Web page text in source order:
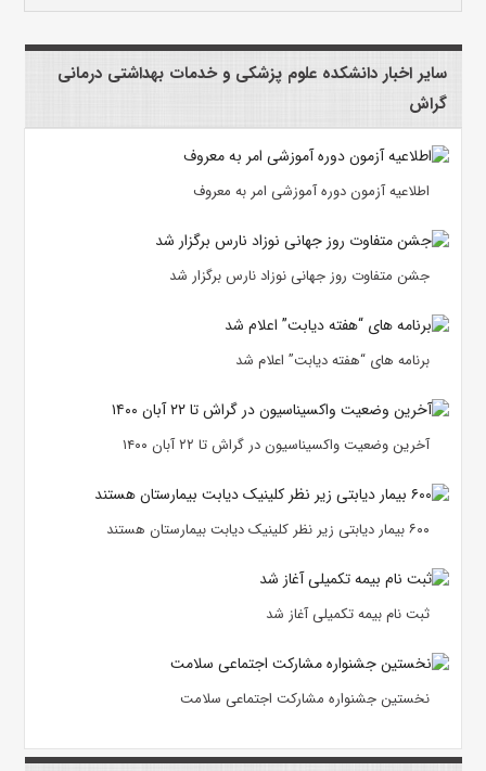
سایر اخبار دانشکده علوم پزشکی و خدمات بهداشتی درمانی
گراش
اطلاعیه آزمون دوره آموزشی امر به معروف
جشن متفاوت روز جهانی نوزاد نارس برگزار شد
برنامه های “هفته دیابت” اعلام شد
آخرین وضعیت واکسیناسیون در گراش تا ۲۲ آبان ۱۴۰۰
۶۰۰ بیمار دیابتی زیر نظر کلینیک دیابت بیمارستان هستند
ثبت نام بیمه تکمیلی آغاز شد
نخستین جشنواره مشارکت اجتماعی سلامت